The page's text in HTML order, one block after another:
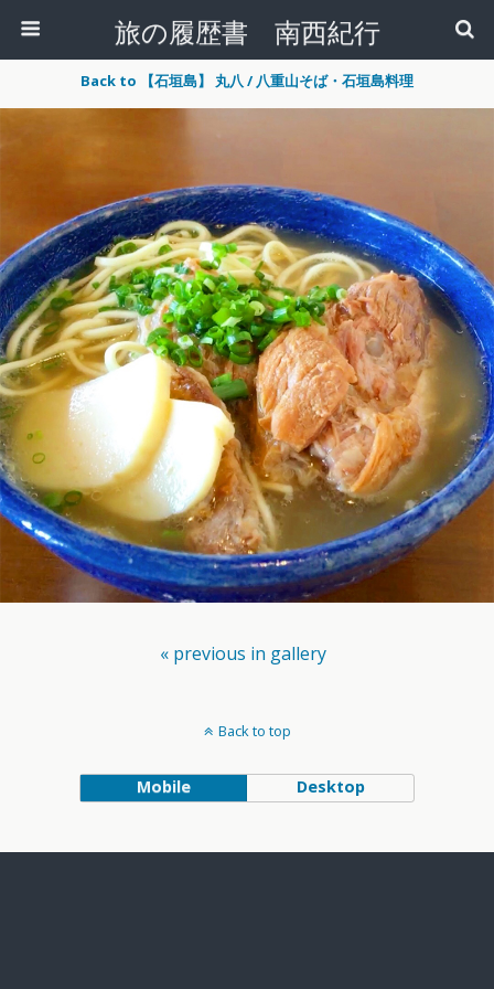
旅の履歴書 南西紀行
Back to 【石垣島】 丸八 / 八重山そば・石垣島料理
« previous in gallery
Back to top
Mobile Desktop